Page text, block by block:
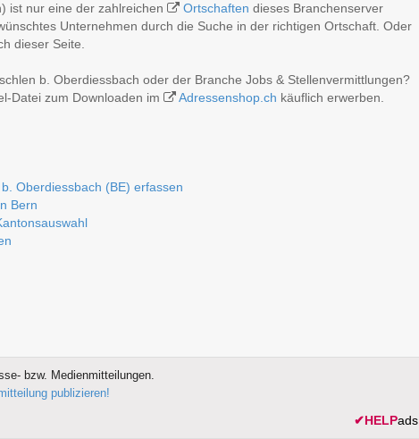
ist nur eine der zahlreichen Ortschaften dieses Branchenserver
Unternehmen durch die Suche in der richtigen Ortschaft. Oder
dieser Seite.
b. Oberdiessbach oder der Branche Jobs & Stellenvermittlungen?
Datei zum Downloaden im
Adressenshop.ch käuflich erwerben.
Oberdiessbach (BE) erfassen
Bern
bzw. Medienmitteilungen.
publizieren!
✔HELPads